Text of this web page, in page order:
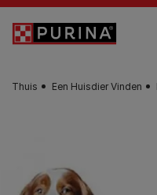
Skip to main content
Thuis Een Huisdier Vinden